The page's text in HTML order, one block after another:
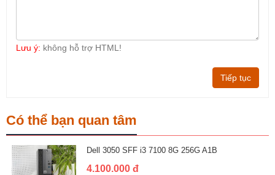
Lưu ý: không hỗ trợ HTML!
Tiếp tục
Có thể bạn quan tâm
Dell 3050 SFF i3 7100 8G 256G A1B
4.100.000 đ